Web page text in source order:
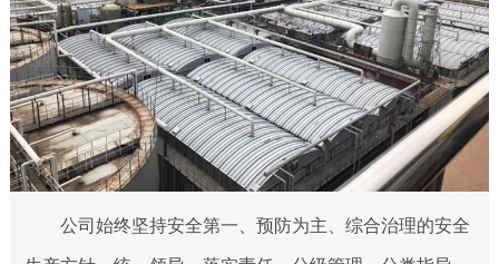
公司始终坚持安全第一、预防为主、综合治理的安全